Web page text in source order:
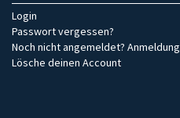
Login
Passwort vergessen?
Noch nicht angemeldet? Anmeldung
Lösche deinen Account